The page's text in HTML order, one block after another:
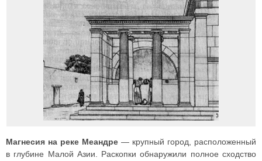
Магнесия на реке Меандре — крупный город, расположенный
в глубине Малой Азии. Раскопки обнаружили полное сходство